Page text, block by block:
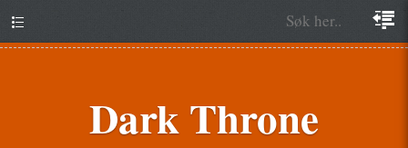
Dark Throne